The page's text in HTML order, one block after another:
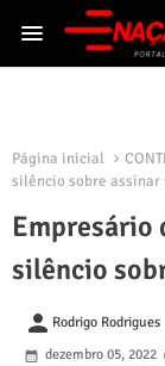
Página inicial
silêncio sobre assinar
Empresário
silêncio
person Rodrigo Rodrigues
dezembro 05, 2022